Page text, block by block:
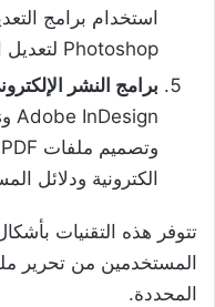
Photoshop لتعديل الصور في ملفات PDF.
برامج النشر
الكترونية ودلائل
تتوفر هذه التقنيات
المحددة.